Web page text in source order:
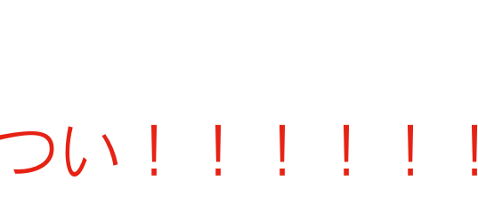
い！！！！！！